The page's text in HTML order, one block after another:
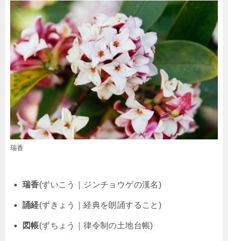
瑞香
瑞香(ずいこう｜ジンチョウゲの漢名)
誦経(ずきょう｜経典を朗誦すること)
図帳(ずちょう｜律令制の土地台帳)